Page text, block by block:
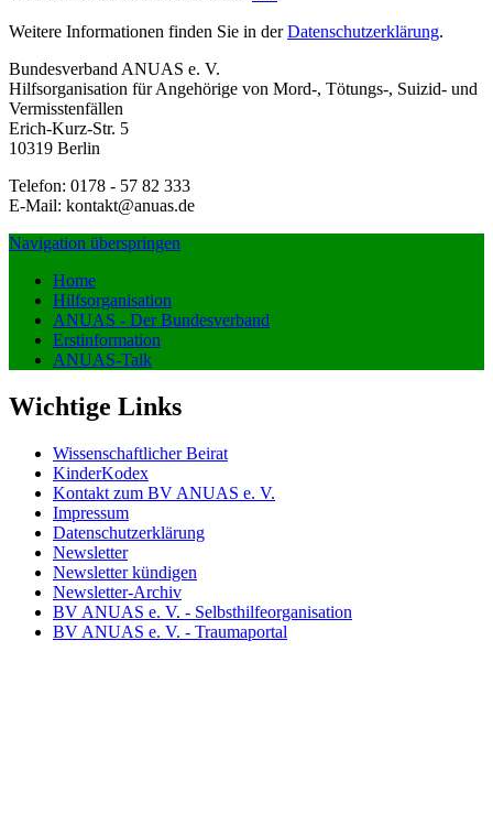
Weitere Informationen finden Sie in derDatenschutzerklärung.
Bundesverband ANUAS e. V.
Hilfsorganisation für Angehörige von Mord-, Tötungs-, Suizid- und
Vermisstenfällen
Erich-Kurz-Str. 5
10319 Berlin
Telefon: 0178 - 57 82 333
E-Mail: kontakt@anuas.de
Navigation überspringen
Home
Hilfsorganisation
ANUAS - Der Bundesverband
Erstinformation
ANUAS-Talk
Wichtige Links
Wissenschaftlicher Beirat
KinderKodex
Kontakt zum BV ANUAS e. V.
Impressum
Datenschutzerklärung
Newsletter
Newsletter kündigen
Newsletter-Archiv
BV ANUAS e. V. - Selbsthilfeorganisation
BV ANUAS e. V. - Traumaportal